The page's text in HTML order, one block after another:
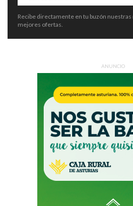
Recibe directamente en tu buzón nuestras
mejores ofertas.
ANUNCIO